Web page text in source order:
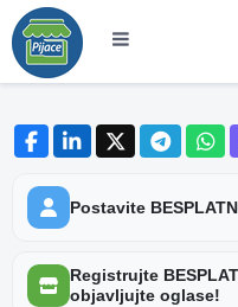
Postavite
Registrujte
objavljujte oglase!